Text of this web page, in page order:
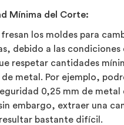
Mínima del Corte:
fresan los moldes para
debido a las
respetar cantidades
metal. Por ejemplo,
0,25 mm de metal
embargo, extraer una
bastante difícil.